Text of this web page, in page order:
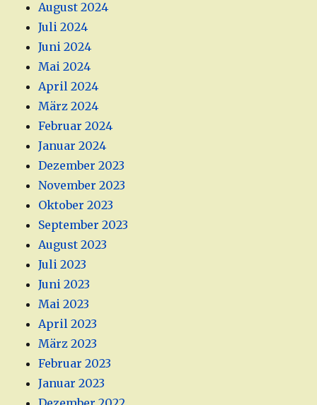
August 2024
Juli 2024
Juni 2024
Mai 2024
April 2024
März 2024
Februar 2024
Januar 2024
Dezember 2023
November 2023
Oktober 2023
September 2023
August 2023
Juli 2023
Juni 2023
Mai 2023
April 2023
März 2023
Februar 2023
Januar 2023